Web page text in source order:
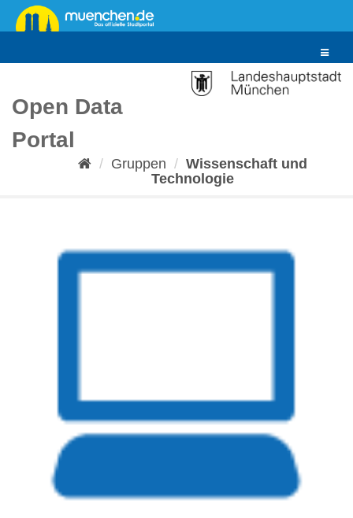
Überspringen
zum
Toggle
Open Data
Portal
Gruppen
Wissenschaft und
Technologie